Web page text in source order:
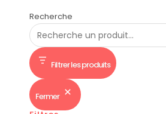
Recherche
Filtrer les produits
Fermer